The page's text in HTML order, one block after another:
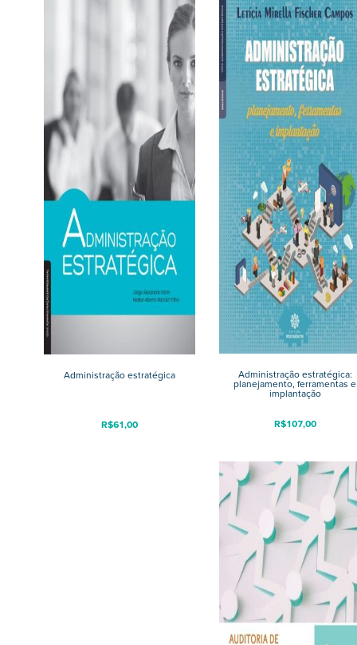
Administração estratégica
R$61,00
Administração estratégica:
planejamento, ferramentas e
implantação
R$107,00